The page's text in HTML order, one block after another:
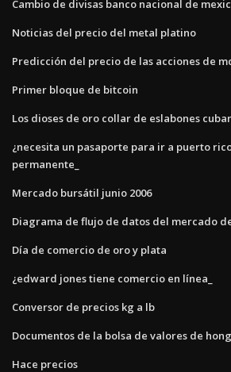
Cambio de divisas banco nacional de
Noticias del precio del metal platino
Predicción del precio de las acciones de
Primer bloque de bitcoin
Los dioses de oro collar de eslabones
¿necesita un pasaporte para ir a puerto
permanente_
Mercado bursátil junio 2006
Diagrama de flujo de datos del mercado
Día de comercio de oro y plata
¿edward jones tiene comercio en línea_
Conversor de precios kg a lb
Documentos de la bolsa de valores de
Hace precios